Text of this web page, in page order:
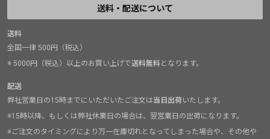
送料・配送について
送料
全国一律 500円（税込）
※ 5000円（税込）以上のお買い上げで送料無料となります。
配送
弊社営業日の15時までにいただいたご注文は当日出荷いたします。
※15時以降、もしくは弊社休業日の場合は、翌営業日の出荷になります。
※ご注文のタイミングにより万一在庫切れとなってしまった場合や、その他や